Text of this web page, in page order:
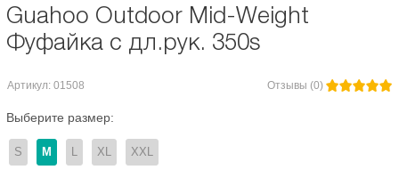
Guahoo Outdoor Mid-Weight
Фуфайка с дл.рук. 350s
Артикул: 01508 Отзывы (0)
Выберите размер:
S M L XL XXL